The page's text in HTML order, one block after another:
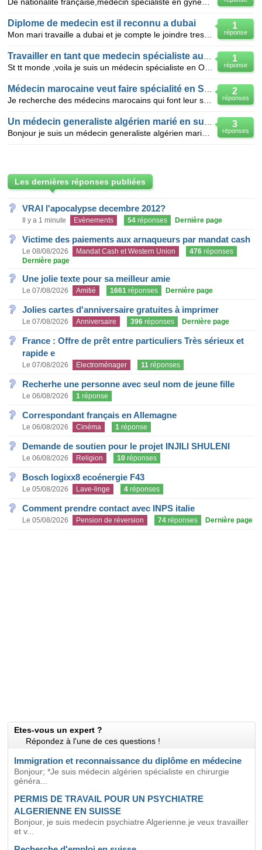
1
réponse
Diplome de medecin est il reconnu a dubai
1
réponse
2
réponses
3
réponses
Les dernières réponses publiées
VRAI l'apocalypse decembre 2012?
Il y a 1 minute Evènements 54 réponses Dernière page
Victime des paiements aux arnaqueurs par mandat cash
Le 08/08/2026 Mandat Cash et Western Union 476 réponses
Dernière page
Une jolie texte pour sa meilleur amie
Le 07/08/2026 Amitié 1661 réponses Dernière page
Jolies cartes d'anniversaire gratuites à imprimer
Le 07/08/2026 Anniversaire 396 réponses Dernière page
France : Offre de prêt entre particuliers Très sérieux et
rapide e
Le 07/08/2026 Electroménager 11 réponses
Recherhe une personne avec seul nom de jeune fille
Le 06/08/2026 1 réponse
Correspondant français en Allemagne
Le 06/08/2026 Cinéma 1 réponse
Demande de soutien pour le projet INJILI SHULENI
Le 06/08/2026 Religion 10 réponses
Bosch logixx8 ecoénergie F43
Le 05/08/2026 Lave-linge 4 réponses
Comment prendre contact avec INPS italie
Le 05/08/2026 Pension de réversion 74 réponses Dernière page
Etes-vous un expert ?
Répondez à l'une de ces questions !
Immigration et reconnaissance du diplôme en médecine
Bonjour; *Je suis médecin algérien spécialiste en chirurgie
généra...
PERMIS DE TRAVAIL POUR UN PSYCHIATRE
ALGERIENNE EN SUISSE
Bonjour, je suis medecin psychiatre Algerienne.je veux travailler
et v...